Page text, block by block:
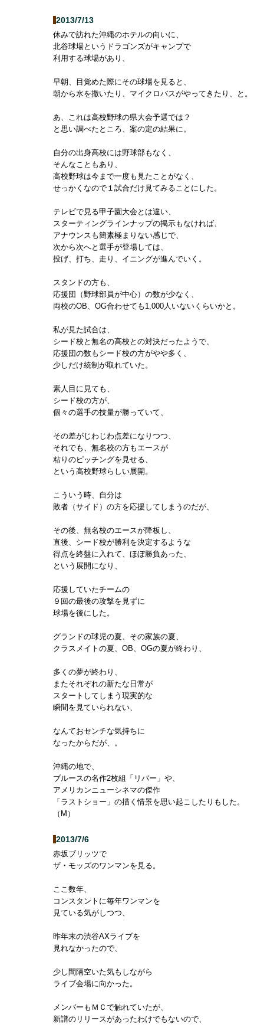
2013/7/13
休みで訪れた沖縄のホテルの向いに、
北谷球場というドラゴンズがキャンプで
利用する球場があり、
早朝、目覚めた際にその球場を見ると、
朝から水を撒いたり、マイクロバスがやってきたり、と。
あ、これは高校野球の県大会予選では？
と思い調べたところ、案の定の結果に。
自分の出身高校には野球部もなく、
そんなこともあり、
高校野球は今まで一度も見たことがなく、
せっかくなので１試合だけ見てみることにした。
テレビで見る甲子園大会とは違い、
スターティングラインナップの掲示もなければ、
アナウンスも簡素極まりない感じで、
次から次へと選手が登場しては、
投げ、打ち、走り、イニングが進んでいく。
スタンドの方も、
応援団（野球部員が中心）の数が少なく、
両校のOB、OG合わせても1,000人いないくらいかと。
私が見た試合は、
シード校と無名の高校との対決だったようで、
応援団の数もシード校の方がやや多く、
少しだけ統制が取れていた。
素人目に見ても、
シード校の方が、
個々の選手の技量が勝っていて、
その差がじわじわ点差になりつつ、
それでも、無名校の方もエースが
粘りのピッチングを見せる、
という高校野球らしい展開。
こういう時、自分は
敗者（サイド）の方を応援してしまうのだが、
その後、無名校のエースが降板し、
直後、シード校が勝利を決定するような
得点を終盤に入れて、ほぼ勝負あった、
という展開になり、
応援していたチームの
９回の最後の攻撃を見ずに
球場を後にした。
グランドの球児の夏、その家族の夏、
クラスメイトの夏、OB、OGの夏が終わり、
多くの夢が終わり、
またそれぞれの新たな日常が
スタートしてしまう現実的な
瞬間を見ていられない、
なんておセンチな気持ちに
なったからだが、。
沖縄の地で、
ブルースの名作2枚組「リバー」や、
アメリカンニューシネマの傑作
「ラストショー」の描く情景を思い起こしたりもした。
（M）
2013/7/6
赤坂ブリッツで
ザ・モッズのワンマンを見る。
ここ数年、
コンスタントに毎年ワンマンを
見ている気がしつつ、
昨年末の渋谷AXライブを
見れなかったので、
少し間隔空いた気もしながら
ライブ会場に向かった。
メンバーもＭＣで触れていたが、
新譜のリリースがあったわけでもないので、